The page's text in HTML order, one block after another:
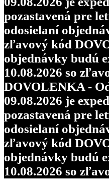
pozastavená pre
odosielaní
zľavový kód
objednávky budú
10.08.2026 so
DOVOLENKA -
09.08.2026 je
pozastavená pre
odosielaní
zľavový kód
objednávky budú
10.08.2026 so